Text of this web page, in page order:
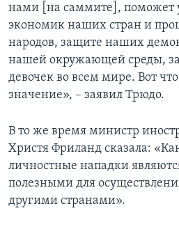
нами [на саммите], поможет
экономик наших стран и
народов, защите наших
нашей окружающей среды,
девочек во всем мире. Вот
значение», – заявил Трюдо.
В то же время министр
Христя Фриланд сказала:
личностные нападки
полезными для
другими странами».